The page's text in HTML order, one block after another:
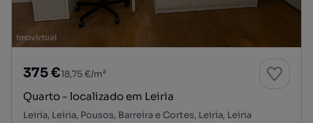
375 €18,75 €/m²
Quarto - localizado em Leiria
Leiria, Leiria, Pousos, Barreira e Cortes, Leiria, Leiria